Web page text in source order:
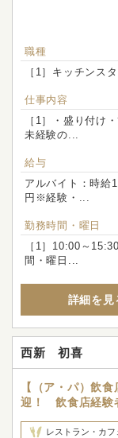
職種
［1］キッチンス
仕事内容
［1］・盛り付け
未経験の...
給与
アルバイト：時給
円※経験・...
勤務時間・曜日
［1］10:00～
間・曜日...
詳細を見
西新 初喜
【（ア・パ）飲
迎！ 飲食店経験
レストラン・カフ